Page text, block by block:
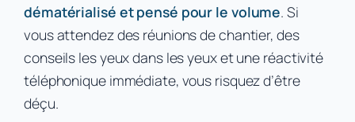
dématérialisé et pensé pour le volume. Si
vous attendez des réunions de chantier, des
conseils les yeux dans les yeux et une réactivité
téléphonique immédiate, vous risquez d’être
déçu.